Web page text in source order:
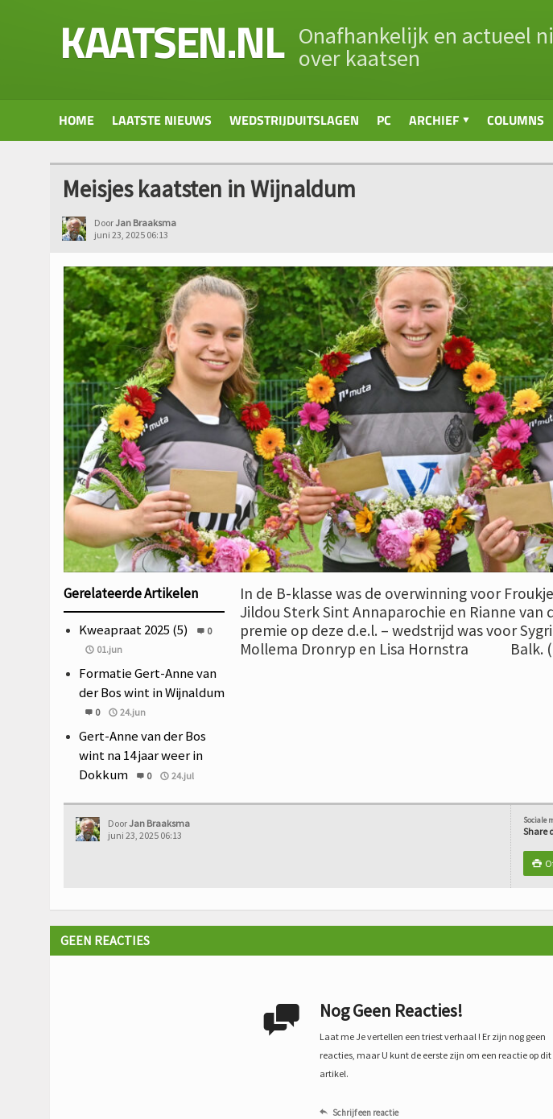
KAATSEN.NL Onafhankelijk en actueel
over kaatsen
HOME LAATSTE NIEUWS WEDSTRIJDUITSLAGEN PC ARCHIEF COLUMNS
Meisjes kaatsten in Wijnaldum
DoorJan Braaksma
juni 23, 2025 06:13
Gerelateerde Artikelen
Kweapraat 2025 (5)
0
01.jun
Formatie Gert-Anne van
der Bos wint in Wijnaldum
0 24.jun
Gert-Anne van der Bos
wint na 14 jaar weer in
Dokkum
0 24.jul
In de B-klasse was de overwinning voor
Jildou Sterk Sint Annaparochie en Rianne van
premie op deze d.e.l. – wedstrijd was voor
Mollema Dronryp en Lisa Hornstra Balk.
Sociale
Share

DoorJan Braaksma
juni 23, 2025 06:13
GEEN REACTIES
 Nog Geen Reacties!
Laat me Je vertellen een triest verhaal ! Er zijn nog geen
reacties, maar U kunt de eerste zijn om een reactie op dit
artikel.
 Schrijf een reactie